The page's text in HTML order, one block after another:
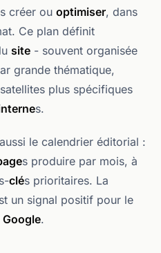
s créer ou optimiser, dans
Ce plan définit
site - souvent organisée
grande thématique,
plus spécifiques
s.
le calendrier éditorial :
s produire par mois, à
s-clés prioritaires. La
un signal positif pour le
Google.